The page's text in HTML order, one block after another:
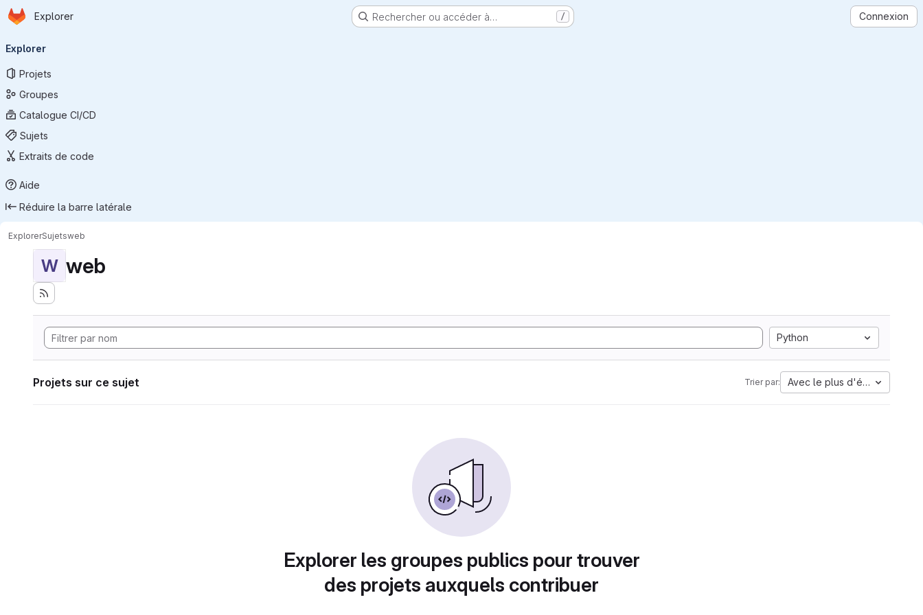
Passer au contenu principal
Page d'accueil
Explorer Rechercher ou accéder à… / Connexion
principale
Explorer
Projets
Groupes
Catalogue CI/CD
Sujets
Extraits de code
Aide
Réduire la barre latérale
ExplorerSujetsweb
W web
Python
Projets sur ce sujet Trier par: Avec le plus d'étoiles
Explorer les groupes publics pour trouver
des projets auxquels contribuer